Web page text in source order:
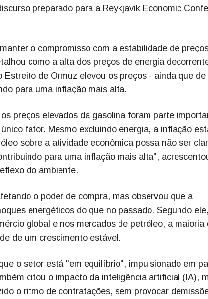
preparado para a Reykjavik Economic
o compromisso com a estabilidade de
como a alta dos preços de energia
de Ormuz elevou os preços - ainda que de
para uma inflação mais alta.
preços elevados da gasolina foram parte
fator. Mesmo excluindo energia, a inflação
sobre a atividade econômica possa não ser
para uma inflação mais alta",
do ambiente.
o poder de compra, mas observou que a
energéticos do que no passado. Segundo ele,
global e nos mercados de petróleo, a maioria
de um crescimento estável.
o setor está "em equilíbrio", impulsionado em
citou o impacto da inteligência artificial (IA),
o ritmo de contratações, sem provocar